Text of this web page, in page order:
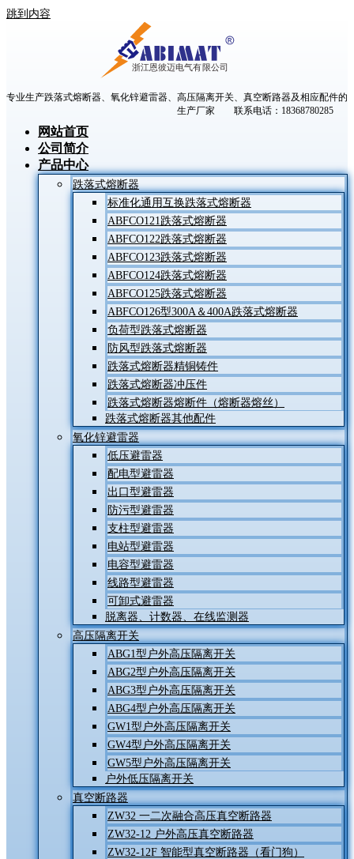
跳到内容
专业生产跌落式熔断器、氧化锌避雷器、高压隔离开关、真空断路器及相应配件的
生产厂家 联系电话：18368780285
网站首页
公司简介
产品中心
跌落式熔断器
标准化通用互换跌落式熔断器
ABFCO121跌落式熔断器
ABFCO122跌落式熔断器
ABFCO123跌落式熔断器
ABFCO124跌落式熔断器
ABFCO125跌落式熔断器
ABFCO126型300A＆400A跌落式熔断器
负荷型跌落式熔断器
防风型跌落式熔断器
跌落式熔断器精铜铸件
跌落式熔断器冲压件
跌落式熔断器熔断件（熔断器熔丝）
跌落式熔断器其他配件
氧化锌避雷器
低压避雷器
配电型避雷器
出口型避雷器
防污型避雷器
支柱型避雷器
电站型避雷器
电容型避雷器
线路型避雷器
可卸式避雷器
脱离器、计数器、在线监测器
高压隔离开关
ABG1型户外高压隔离开关
ABG2型户外高压隔离开关
ABG3型户外高压隔离开关
ABG4型户外高压隔离开关
GW1型户外高压隔离开关
GW4型户外高压隔离开关
GW5型户外高压隔离开关
户外低压隔离开关
真空断路器
ZW32 一二次融合高压真空断路器
ZW32-12 户外高压真空断路器
ZW32-12F 智能型真空断路器（看门狗）